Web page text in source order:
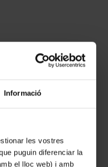
Informació
les vostres
puguin diferenciar la
el lloc web) i amb